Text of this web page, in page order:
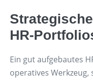
HR-
Ein gut aufgebautes
operatives